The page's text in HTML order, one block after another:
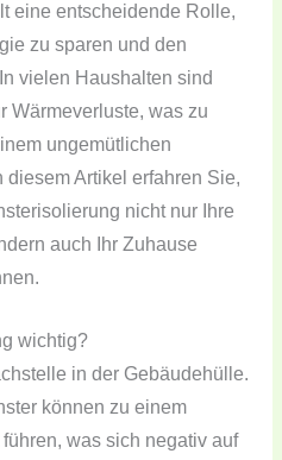
eine entscheidende Rolle,
zu sparen und den
vielen Haushalten sind
Wärmeverluste, was zu
ungemütlichen
diesem Artikel erfahren Sie,
nicht nur Ihre
auch Ihr Zuhause
wichtig?
in der Gebäudehülle.
können zu einem
was sich negativ auf